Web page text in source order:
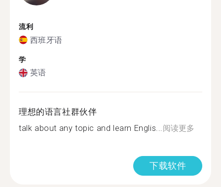
流利
西班牙语
学
英语
理想的语言社群伙伴
talk about any topic and learn Englis...阅读更多
下载软件